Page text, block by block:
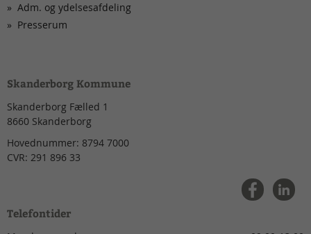
Adm. og ydelsesafdeling
Presserum
Skanderborg Kommune
Skanderborg Fælled 1
8660 Skanderborg
Hovednummer: 8794 7000
CVR: 291 896 33
Telefontider